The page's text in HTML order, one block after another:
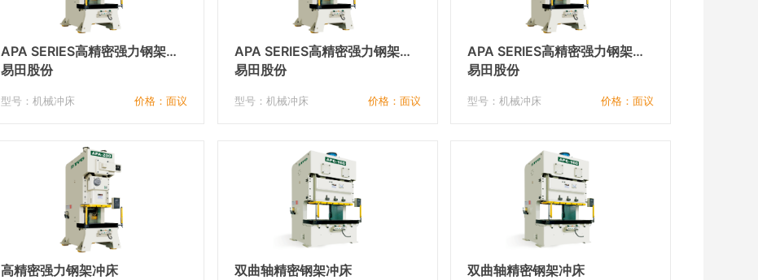
APA SERIES高精密强力钢架冲
床
易田股份
型号：机械冲床 价格：面议
APA SERIES高精密强力钢架冲
床
易田股份
型号：机械冲床 价格：面议
APA SERIES高精密强力钢架冲
床
易田股份
型号：机械冲床 价格：面议
高精密强力钢架冲床
双曲轴精密钢架冲床
双曲轴精密钢架冲床